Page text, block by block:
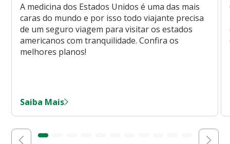
A medicina dos Estados Unidos é uma das mais
caras do mundo e por isso todo viajante precisa
de um seguro viagem para visitar os estados
americanos com tranquilidade. Confira os
melhores planos!
Saiba Mais